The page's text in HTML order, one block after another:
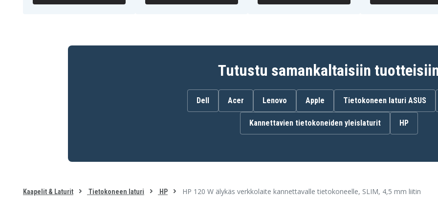
Yhteensopiva:
Kannettavien tietokoneiden telakointiasemat
DIB HP USB-C/A UNIV Dock G2 - 5YH40AV
HP USB-C/A -yleistelakka G2 - 5TW13AA
HP ZBook Power 15,6 tuuman G9 Mobile Workstation PC (Inertia)
Tutustu samankaltaisiin
Dell Acer Lenovo Apple Tietokoneen laturi ASUS
Kannettavien tietokoneiden yleislaturit HP
Kaapelit & Laturit Tietokoneen laturi HP HP 120 W älykäs verkkolaite kannettavalle tietokoneelle, SLIM, 4,5 mm liitin